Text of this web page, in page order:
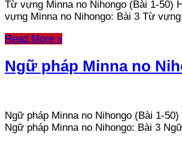
Từ vựng Minna no Nihongo (Bài 1-50)
vựng Minna no Nihongo: Bài 3 Từ
Read More »
Ngữ pháp Minna no
Ngữ pháp Minna no Nihongo (Bài 1-
Ngữ pháp Minna no Nihongo: Bài 3